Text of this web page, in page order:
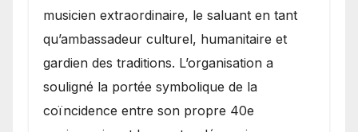
musicien extraordinaire, le saluant en tant
qu’ambassadeur culturel, humanitaire et
gardien des traditions. L’organisation a
souligné la portée symbolique de la
coïncidence entre son propre 40e